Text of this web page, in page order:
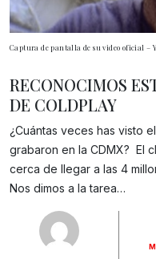
Captura de pantalla de su video oficial –
RECONOCIMOS
DE COLDPLAY
¿Cuántas veces has visto
grabaron en la CDMX? El
cerca de llegar a las 4
Nos dimos a la tarea…